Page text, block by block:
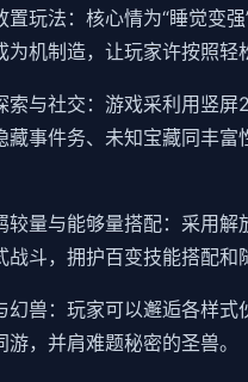
置玩法：核心情为“睡觉变
为机制造，让玩家许按照轻
索与社交：游戏采利用竖屏
藏事件务、未知宝藏同丰富
较量与能够量搭配：采用解
战斗，拥护百变技能搭配和
幻兽：玩家可以邂逅各样式
游，并肩难题秘密的圣兽。